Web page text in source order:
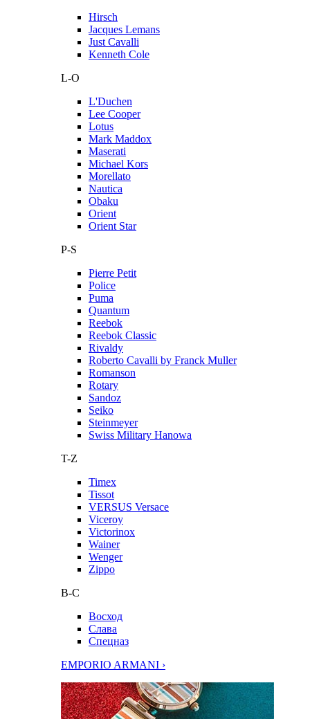
Hirsch
Jacques Lemans
Just Cavalli
Kenneth Cole
L-O
L'Duchen
Lee Cooper
Lotus
Mark Maddox
Maserati
Michael Kors
Morellato
Nautica
Obaku
Orient
Orient Star
P-S
Pierre Petit
Police
Puma
Quantum
Reebok
Reebok Classic
Rivaldy
Roberto Cavalli by Franck Muller
Romanson
Rotary
Sandoz
Seiko
Steinmeyer
Swiss Military Hanowa
T-Z
Timex
Tissot
VERSUS Versace
Viceroy
Victorinox
Wainer
Wenger
Zippo
В-С
Восход
Слава
Спецназ
EMPORIO ARMANI ›